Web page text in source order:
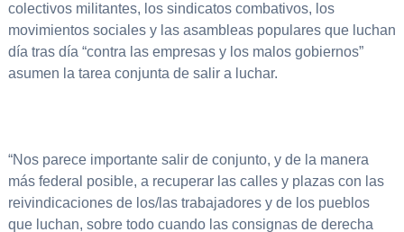
colectivos militantes, los sindicatos combativos, los
movimientos sociales y las asambleas populares que luchan
día tras día “contra las empresas y los malos gobiernos”
asumen la tarea conjunta de salir a luchar.
“Nos parece importante salir de conjunto, y de la manera
más federal posible, a recuperar las calles y plazas con las
reivindicaciones de los/las trabajadores y de los pueblos
que luchan, sobre todo cuando las consignas de derecha